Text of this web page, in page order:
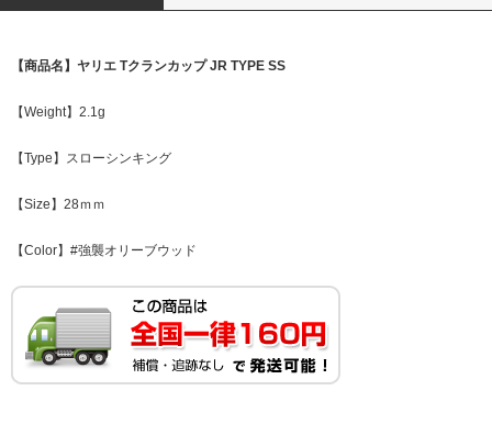
【商品名】ヤリエ Tクランカップ JR TYPE SS
【Weight】2.1g
【Type】スローシンキング
【Size】28ｍｍ
【Color】#強襲オリーブウッド